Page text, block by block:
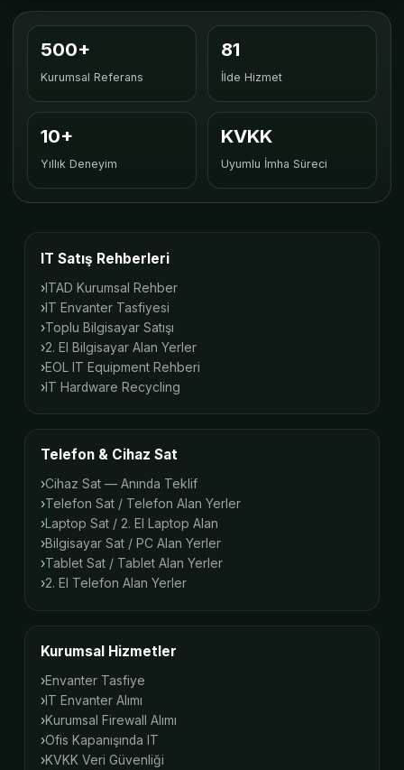
500+
Kurumsal Referans
81
İlde Hizmet
10+
Yıllık Deneyim
KVKK
Uyumlu İmha Süreci
IT Satış Rehberleri
ITAD Kurumsal Rehber
IT Envanter Tasfiyesi
Toplu Bilgisayar Satışı
2. El Bilgisayar Alan Yerler
EOL IT Equipment Rehberi
IT Hardware Recycling
Telefon & Cihaz Sat
Cihaz Sat — Anında Teklif
Telefon Sat / Telefon Alan Yerler
Laptop Sat / 2. El Laptop Alan
Bilgisayar Sat / PC Alan Yerler
Tablet Sat / Tablet Alan Yerler
2. El Telefon Alan Yerler
Kurumsal Hizmetler
Envanter Tasfiye
IT Envanter Alımı
Kurumsal Firewall Alımı
Ofis Kapanışında IT
KVKK Veri Güvenliği